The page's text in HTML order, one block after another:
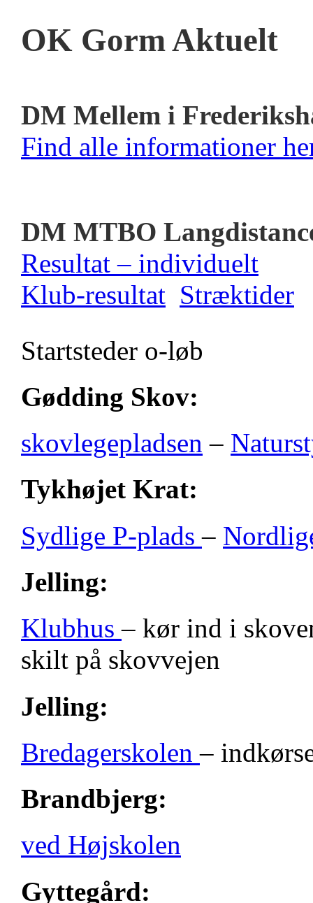
OK Gorm Aktuelt
DM Mellem i
Find alle informationer
DM MTBO
Resultat – individuelt
Klub-resultat Stræktider
Startsteder o-løb
Gødding Skov:
skovlegepladsen –
Tykhøjet Krat:
Sydlige P-plads–
Jelling:
Klubhus– kør ind i
skilt på skovvejen
Jelling:
Bredagerskolen–
Brandbjerg:
ved Højskolen
Gyttegård: